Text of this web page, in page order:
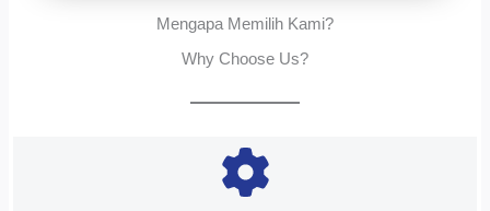
Mengapa Memilih Kami?
Why Choose Us?